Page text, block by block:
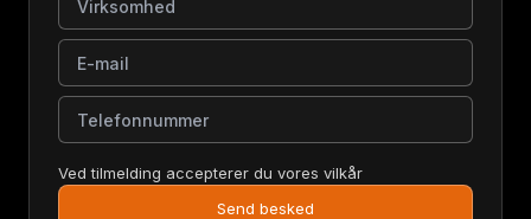
E-mail
Telefonnummer
Ved tilmelding accepterer du vores vilkår
Send besked